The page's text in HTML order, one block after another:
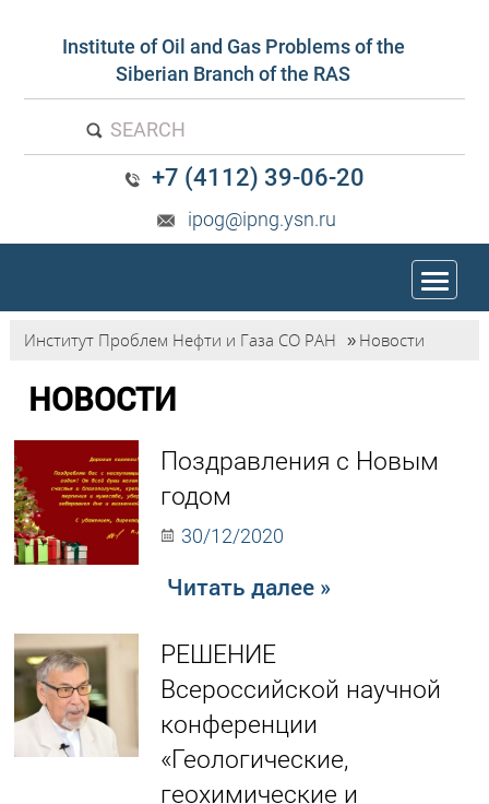
Institute of Oil and Gas Problems of the
Siberian Branch of the RAS
SEARCH
+7 (4112) 39-06-20
ipog@ipng.ysn.ru
trk
Институт Проблем Нефти и Газа СО РАН »Новости
НОВОСТИ
Поздравления с Новым
годом
30/12/2020
Читать далее »
РЕШЕНИЕ
Всероссийской научной
конференции
«Геологические,
геохимические и